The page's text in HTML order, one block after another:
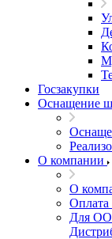
Госзакупки
Оснащение
О компании
О
Оплата
Для